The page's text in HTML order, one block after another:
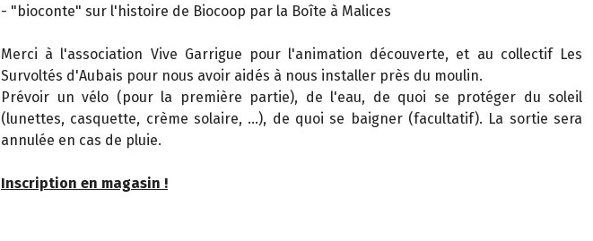
- "bioconte" sur l'histoire de Biocoop par la Boîte à Malices
Merci à l'association Vive Garrigue pour l'animation découverte, et au collectif Les
Survoltés d'Aubais pour nous avoir aidés à nous installer près du moulin.
Prévoir un vélo (pour la première partie), de l'eau, de quoi se protéger du soleil
(lunettes, casquette, crème solaire, ...), de quoi se baigner (facultatif). La sortie sera
annulée en cas de pluie.
Inscription en magasin !